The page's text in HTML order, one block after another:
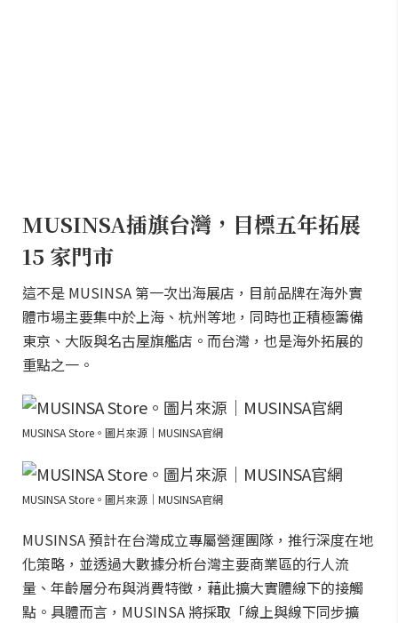
MUSINSA插旗台灣，目標五年拓展
15 家門市
這不是 MUSINSA 第一次出海展店，目前品牌在海外實
體市場主要集中於上海、杭州等地，同時也正積極籌備
東京、大阪與名古屋旗艦店。而台灣，也是海外拓展的
重點之一。
MUSINSA Store。圖片來源｜MUSINSA官網
MUSINSA Store。圖片來源｜MUSINSA官網
MUSINSA 預計在台灣成立專屬營運團隊，推行深度在地
化策略，並透過大數據分析台灣主要商業區的行人流
量、年齡層分布與消費特徵，藉此擴大實體線下的接觸
點。具體而言，MUSINSA 將採取「線上與線下同步擴